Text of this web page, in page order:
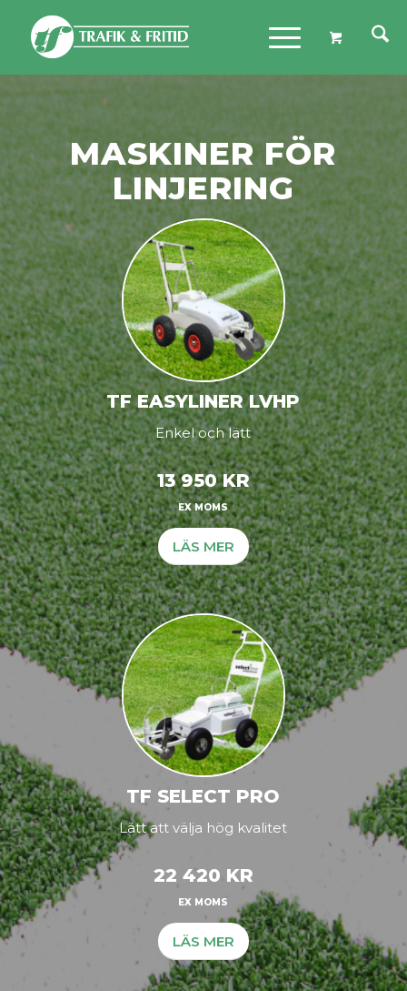
MASKINER FÖR
LINJERING
TF EASYLINER LVHP
Enkel och lätt
13 950 KR
EX MOMS
LÄS MER
TF SELECT PRO
Lätt att välja hög kvalitet
22 420 KR
EX MOMS
LÄS MER